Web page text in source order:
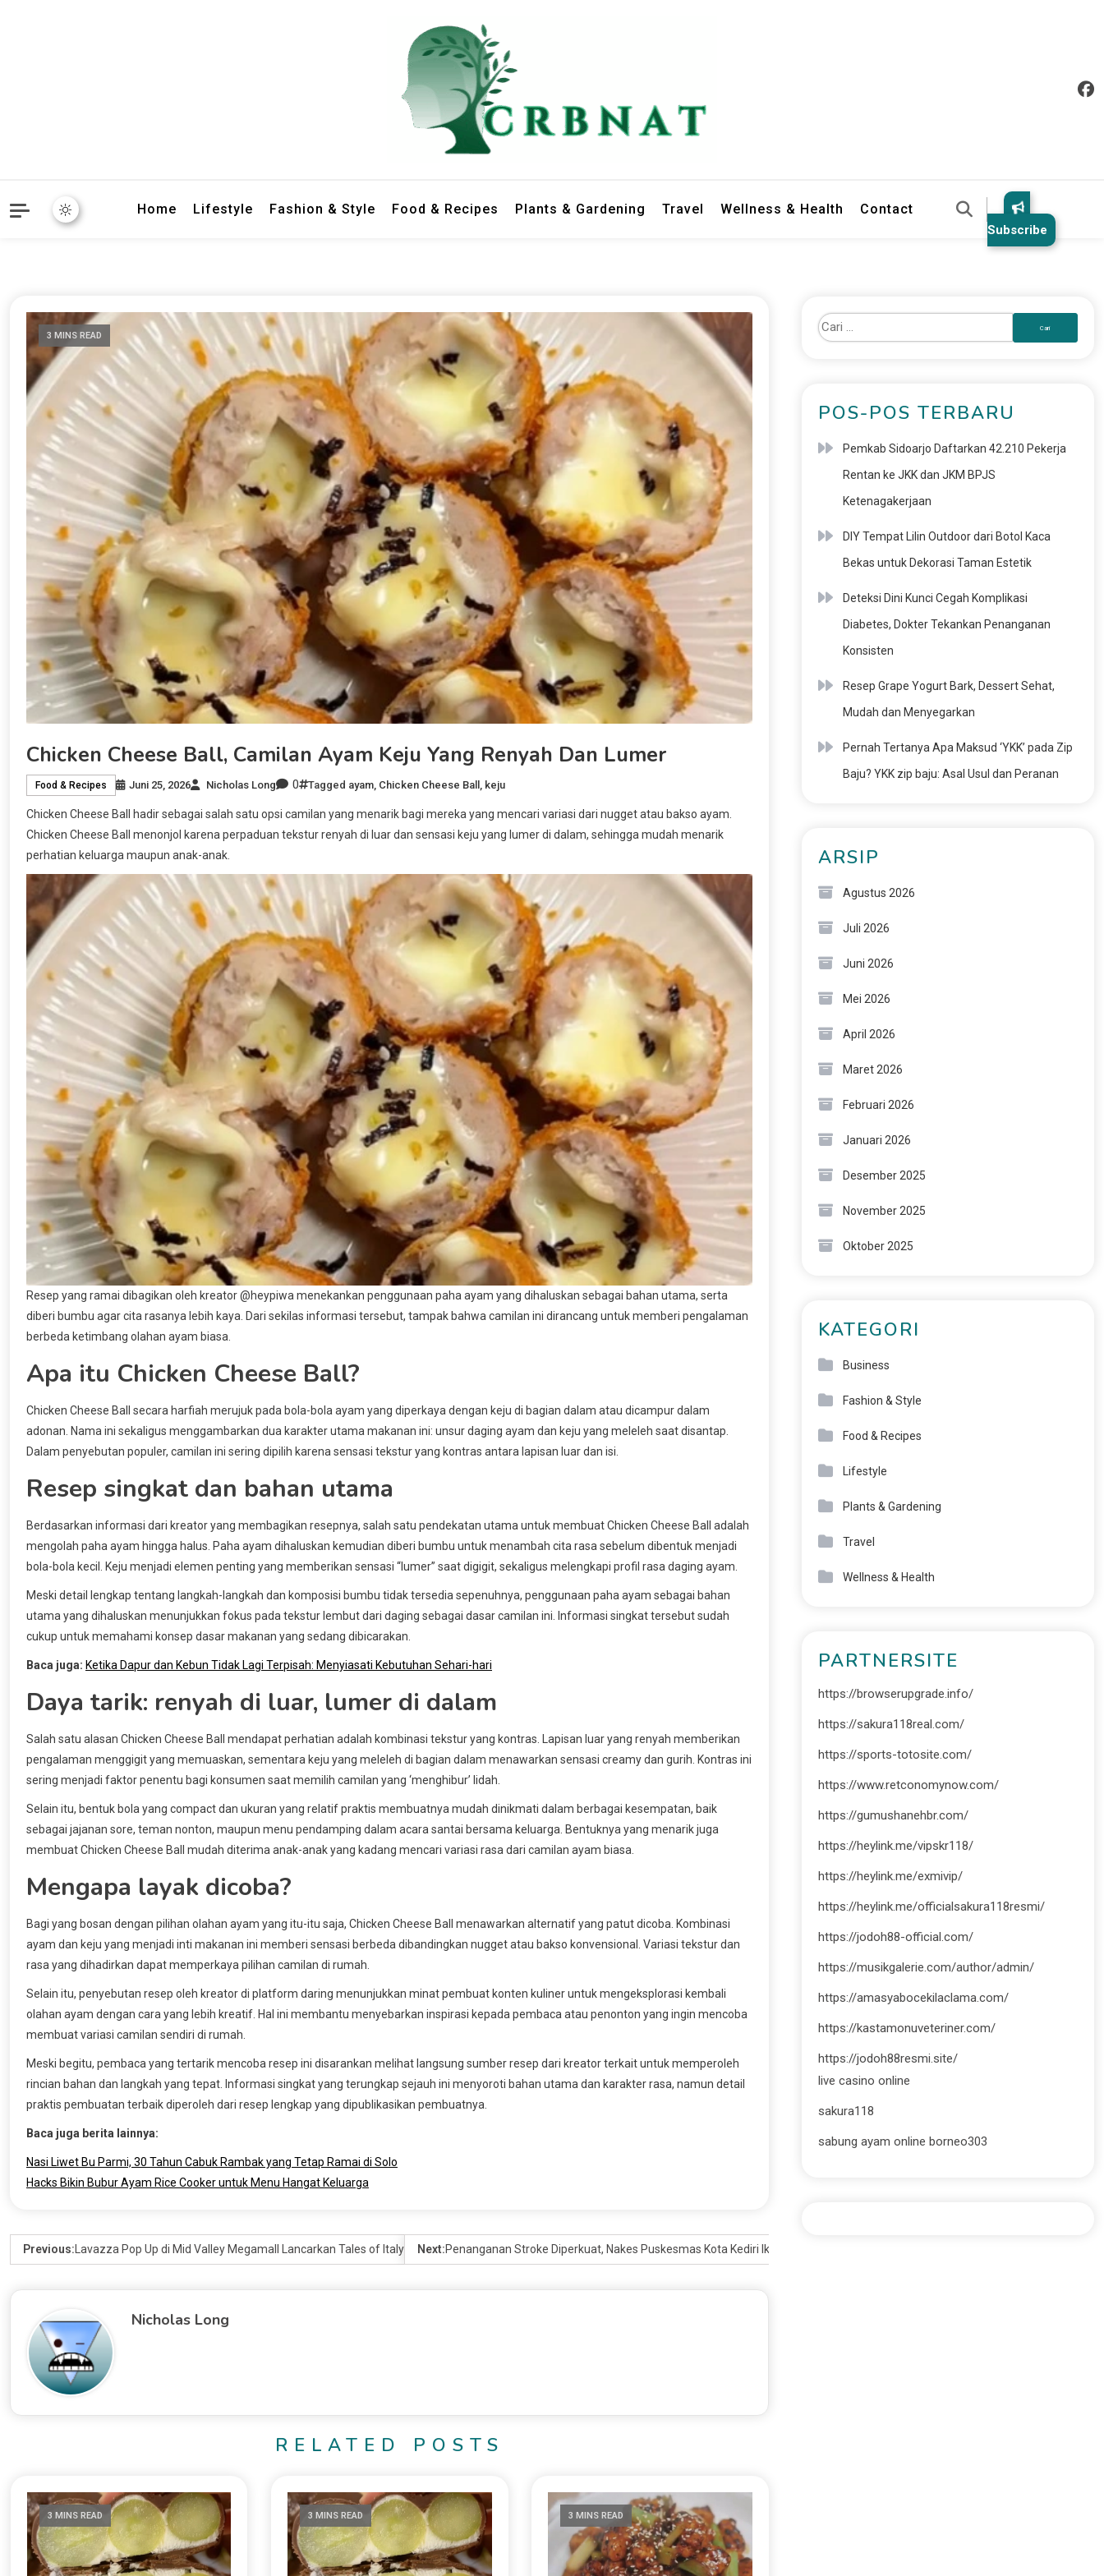
Home Lifestyle Fashion & Style Food & Recipes Plants & Gardening Travel Wellness & Health Contact
Subscribe
3 MINS READ
Chicken Cheese Ball, Camilan Ayam Keju Yang Renyah Dan Lumer
Food & Recipes Juni 25, 2026 Nicholas Long 0 Tagged ayam Chicken Cheese Ball keju
Chicken Cheese Ball hadir sebagai salah satu opsi camilan yang menarik bagi mereka yang mencari variasi dari nugget atau bakso ayam.
Chicken Cheese Ball menonjol karena perpaduan tekstur renyah di luar dan sensasi keju yang lumer di dalam, sehingga mudah menarik
perhatian keluarga maupun anak-anak.
Resep yang ramai dibagikan oleh kreator @heypiwa menekankan penggunaan paha ayam yang dihaluskan sebagai bahan utama, serta
diberi bumbu agar cita rasanya lebih kaya. Dari sekilas informasi tersebut, tampak bahwa camilan ini dirancang untuk memberi pengalaman
berbeda ketimbang olahan ayam biasa.
Apa itu Chicken Cheese Ball?
Chicken Cheese Ball secara harfiah merujuk pada bola-bola ayam yang diperkaya dengan keju di bagian dalam atau dicampur dalam
adonan. Nama ini sekaligus menggambarkan dua karakter utama makanan ini: unsur daging ayam dan keju yang meleleh saat disantap.
Dalam penyebutan populer, camilan ini sering dipilih karena sensasi tekstur yang kontras antara lapisan luar dan isi.
Resep singkat dan bahan utama
Berdasarkan informasi dari kreator yang membagikan resepnya, salah satu pendekatan utama untuk membuat Chicken Cheese Ball adalah
mengolah paha ayam hingga halus. Paha ayam dihaluskan kemudian diberi bumbu untuk menambah cita rasa sebelum dibentuk menjadi
bola-bola kecil. Keju menjadi elemen penting yang memberikan sensasi “lumer” saat digigit, sekaligus melengkapi profil rasa daging ayam.
Meski detail lengkap tentang langkah-langkah dan komposisi bumbu tidak tersedia sepenuhnya, penggunaan paha ayam sebagai bahan
utama yang dihaluskan menunjukkan fokus pada tekstur lembut dari daging sebagai dasar camilan ini. Informasi singkat tersebut sudah
cukup untuk memahami konsep dasar makanan yang sedang dibicarakan.
Baca juga: Ketika Dapur dan Kebun Tidak Lagi Terpisah: Menyiasati Kebutuhan Sehari-hari
Daya tarik: renyah di luar, lumer di dalam
Salah satu alasan Chicken Cheese Ball mendapat perhatian adalah kombinasi tekstur yang kontras. Lapisan luar yang renyah memberikan
pengalaman menggigit yang memuaskan, sementara keju yang meleleh di bagian dalam menawarkan sensasi creamy dan gurih. Kontras ini
sering menjadi faktor penentu bagi konsumen saat memilih camilan yang ‘menghibur’ lidah.
Selain itu, bentuk bola yang compact dan ukuran yang relatif praktis membuatnya mudah dinikmati dalam berbagai kesempatan, baik
sebagai jajanan sore, teman nonton, maupun menu pendamping dalam acara santai bersama keluarga. Bentuknya yang menarik juga
membuat Chicken Cheese Ball mudah diterima anak-anak yang kadang mencari variasi rasa dari camilan ayam biasa.
Mengapa layak dicoba?
Bagi yang bosan dengan pilihan olahan ayam yang itu-itu saja, Chicken Cheese Ball menawarkan alternatif yang patut dicoba. Kombinasi
ayam dan keju yang menjadi inti makanan ini memberi sensasi berbeda dibandingkan nugget atau bakso konvensional. Variasi tekstur dan
rasa yang dihadirkan dapat memperkaya pilihan camilan di rumah.
Selain itu, penyebutan resep oleh kreator di platform daring menunjukkan minat pembuat konten kuliner untuk mengeksplorasi kembali
olahan ayam dengan cara yang lebih kreatif. Hal ini membantu menyebarkan inspirasi kepada pembaca atau penonton yang ingin mencoba
membuat variasi camilan sendiri di rumah.
Meski begitu, pembaca yang tertarik mencoba resep ini disarankan melihat langsung sumber resep dari kreator terkait untuk memperoleh
rincian bahan dan langkah yang tepat. Informasi singkat yang terungkap sejauh ini menyoroti bahan utama dan karakter rasa, namun detail
praktis pembuatan terbaik diperoleh dari resep lengkap yang dipublikasikan pembuatnya.
Baca juga berita lainnya:
Nasi Liwet Bu Parmi, 30 Tahun Cabuk Rambak yang Tetap Ramai di Solo
Hacks Bikin Bubur Ayam Rice Cooker untuk Menu Hangat Keluarga
Previous: Lavazza Pop Up di Mid Valley Megamall Lancarkan Tales of Italy Roma dan Napoli
Next:Penanganan Stroke Diperkuat, Nakes Puskesmas Kota Kediri Ikuti OJT Selama Tiga Hari
Nicholas Long
RELATED POSTS
3 MINS READ 3 MINS READ 3 MINS READ
POS-POS TERBARU
Pemkab Sidoarjo Daftarkan 42.210 Pekerja
Rentan ke JKK dan JKM BPJS
Ketenagakerjaan
DIY Tempat Lilin Outdoor dari Botol Kaca
Bekas untuk Dekorasi Taman Estetik
Deteksi Dini Kunci Cegah Komplikasi
Diabetes, Dokter Tekankan Penanganan
Konsisten
Resep Grape Yogurt Bark, Dessert Sehat,
Mudah dan Menyegarkan
Pernah Tertanya Apa Maksud ‘YKK’ pada Zip
Baju? YKK zip baju: Asal Usul dan Peranan
ARSIP
Agustus 2026
Juli 2026
Juni 2026
Mei 2026
April 2026
Maret 2026
Februari 2026
Januari 2026
Desember 2025
November 2025
Oktober 2025
KATEGORI
Business
Fashion & Style
Food & Recipes
Lifestyle
Plants & Gardening
Travel
Wellness & Health
PARTNERSITE
https://browserupgrade.info/
https://sakura118real.com/
https://sports-totosite.com/
https://www.retconomynow.com/
https://gumushanehbr.com/
https://heylink.me/vipskr118/
https://heylink.me/exmivip/
https://heylink.me/officialsakura118resmi/
https://jodoh88-official.com/
https://musikgalerie.com/author/admin/
https://amasyabocekilaclama.com/
https://kastamonuveteriner.com/
https://jodoh88resmi.site/
live casino online
sakura118
sabung ayam online borneo303